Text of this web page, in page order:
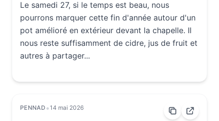
Le samedi 27, si le temps est beau, nous
pourrons marquer cette fin d'année autour d'un
pot amélioré en extérieur devant la chapelle. Il
nous reste suffisamment de cidre, jus de fruit et
autres à partager...
PENNAD •14 mai 2026